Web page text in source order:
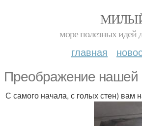
море полезных идей
главная
Преображение нашей
С самого начала, с голых стен) вам